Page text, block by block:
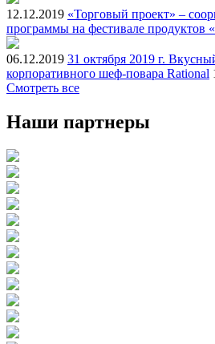
12.12.2019 «Торговый проект» –
программы на фестивале продуктов
06.12.2019 31 октября 2019 г.
корпоративного шеф-повара Rational
Смотреть все
Наши партнеры